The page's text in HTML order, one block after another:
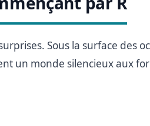
Sous la surface des
un monde silencieux aux